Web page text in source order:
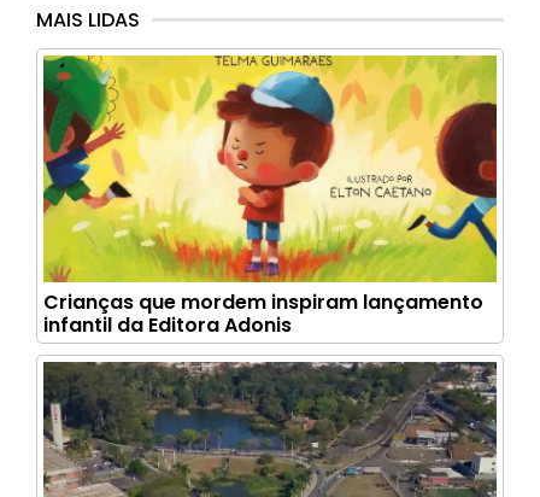
MAIS LIDAS
Crianças que mordem inspiram lançamento
infantil da Editora Adonis